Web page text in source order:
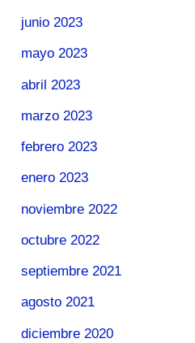
junio 2023
mayo 2023
abril 2023
marzo 2023
febrero 2023
enero 2023
noviembre 2022
octubre 2022
septiembre 2021
agosto 2021
diciembre 2020